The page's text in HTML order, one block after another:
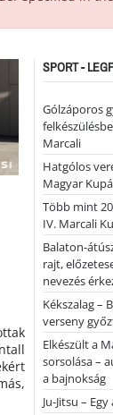
SPORT -
Gólzáporos
Marcali
Hatgólos
Magyar
Több mint
IV. Marcali
Balaton-
rajt,
nevezés
Kékszalag –
verseny
Elkészült a
sorsolása –
a bajnokság
Ju-Jitsu –